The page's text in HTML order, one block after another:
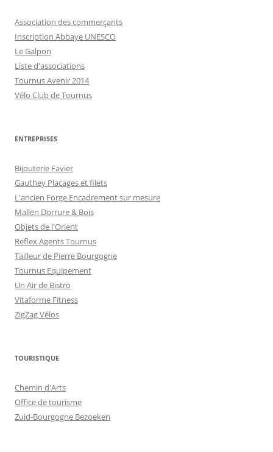
Association des commerçants
Inscription Abbaye UNESCO
Le Galpon
Liste d'associations
Tournus Avenir 2014
Vélo Club de Tournus
ENTREPRISES
Bijouterie Favier
Gauthey Placages et filets
L'ancien Forge Encadrement sur mesure
Mallen Dorrure & Bois
Objets de l'Orient
Reflex Agents Tournus
Tailleur de Pierre Bourgogne
Tournus Equipement
Un Air de Bistro
Vitaforme Fitness
ZigZag Vélos
TOURISTIQUE
Chemin d'Arts
Office de tourisme
Zuid-Bourgogne Bezoeken